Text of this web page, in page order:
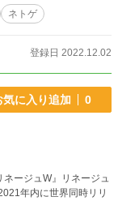
ネトゲ
登録日 2022.12.02
気に入り追加 0
ージュW』リネージュ
年内に世界同時リリ